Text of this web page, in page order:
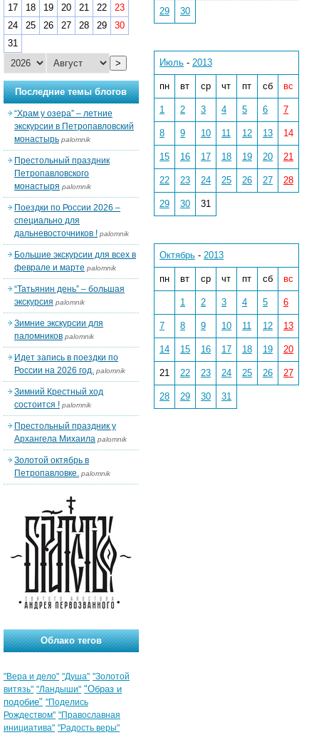
29 30
Июль - 2013
пн вт ср чт пт сб вс
1 2 3 4 5 6 7
8 9 10 11 12 13 14
15 16 17 18 19 20 21
22 23 24 25 26 27 28
29 30 31
Октябрь - 2013
пн вт ср чт пт сб вс
1 2 3 4 5 6
7 8 9 10 11 12 13
14 15 16 17 18 19 20
21 22 23 24 25 26 27
28 29 30 31
17
18 19 20 21 22
23
24
25 26 27 28 29
30
31
>
Последние темы блогов
“Храм у озера” – летние
экскурсии в Петропавловский
монастырь palomnik
Престольный праздник
Петропавловского
монастыря palomnik
Поездки по России 2026 –
специально для
дальневосточников ! palomnik
Большие экскурсии для всех в
феврале и марте palomnik
“Татьянин день” – большая
экскурсия palomnik
Зимние экскурсии для
паломников palomnik
Идет запись в поездки по
России на 2026 год. palomnik
Зимний Крестный ход
состоится ! palomnik
Престольный праздник у
Архангела Михаила palomnik
Золотой октябрь в
Петропавловке. palomnik
Облако тегов
"Вера и дело" "Душа" "Золотой
витязь" "Ландыши" "Образ и
подобие" "Поделись
Рождеством" "Православная
инициатива" "Радость веры"